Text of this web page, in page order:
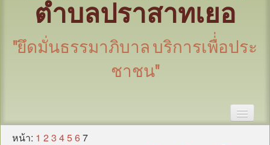
ตำบลปราสาทเยอ
"ยึดมั่นธรรมาภิบาล บริการเพื่่อประ
ชาชน"
หน้าแรก
หน้า: 1 2 3 4567